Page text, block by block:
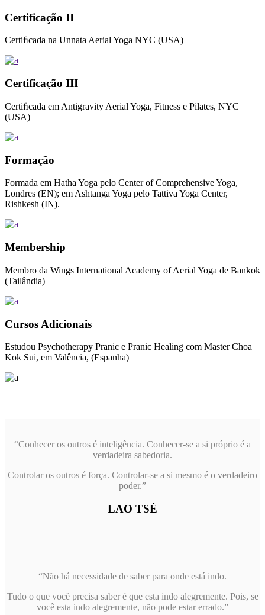
Certificação II
Certiﬁcada na Unnata Aerial Yoga NYC (USA)
Certificação III
Certiﬁcada em Antigravity Aerial Yoga, Fitness e Pilates, NYC
(USA)
Formação
Formada em Hatha Yoga pelo Center of Comprehensive Yoga,
Londres (EN); em Ashtanga Yoga pelo Tattiva Yoga Center,
Rishkesh (IN).
Membership
Membro da Wings International Academy of Aerial Yoga de Bankok
(Tailândia)
Cursos Adicionais
Estudou Psychotherapy Pranic e Pranic Healing com Master Choa
Kok Sui, em Valência, (Espanha)
“Conhecer os outros é inteligência. Conhecer-se a si próprio é a
verdadeira sabedoria.
Controlar os outros é força. Controlar-se a si mesmo é o verdadeiro
poder.”
LAO TSÉ
“Não há necessidade de saber para onde está indo.
Tudo o que você precisa saber é que esta indo alegremente. Pois, se
você esta indo alegremente, não pode estar errado.”